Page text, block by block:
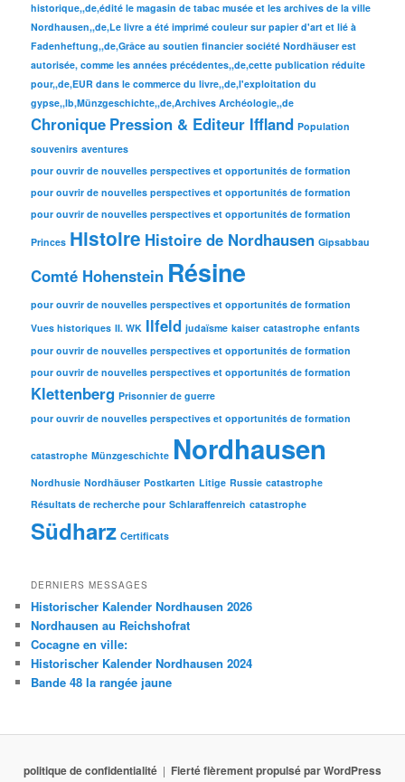
historique,,de,édité le magasin de tabac musée et les archives de la ville
Nordhausen,,de,Le livre a été imprimé couleur sur papier d'art et lié à
Fadenheftung,,de,Grâce au soutien financier société Nordhäuser est
autorisée, comme les années précédentes,,de,cette publication réduite
pour,,de,EUR dans le commerce du livre,,de,l'exploitation du
gypse,,lb,Münzgeschichte,,de,Archives Archéologie,,de
Chronique Pression & Editeur Iffland Population
souvenirs aventures
pour ouvrir de nouvelles perspectives et opportunités de formation
pour ouvrir de nouvelles perspectives et opportunités de formation
pour ouvrir de nouvelles perspectives et opportunités de formation
Princes Histoire Histoire de Nordhausen Gipsabbau
Comté Hohenstein Résine
pour ouvrir de nouvelles perspectives et opportunités de formation
Vues historiques II. WK Ilfeld judaïsme kaiser catastrophe enfants
pour ouvrir de nouvelles perspectives et opportunités de formation
pour ouvrir de nouvelles perspectives et opportunités de formation
Klettenberg Prisonnier de guerre
pour ouvrir de nouvelles perspectives et opportunités de formation
catastrophe Münzgeschichte Nordhausen
Nordhusie Nordhäuser Postkarten Litige Russie catastrophe
Résultats de recherche pour Schlaraffenreich catastrophe
Südharz Certificats
DERNIERS MESSAGES
Historischer Kalender Nordhausen 2026
Nordhausen au Reichshofrat
Cocagne en ville:
Historischer Kalender Nordhausen 2024
Bande 48 la rangée jaune
politique de confidentialité Fierté fièrement propulsé par WordPress